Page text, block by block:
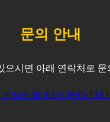
문의 안내
시면 아래 연락처로
문의전화: 010-3990-1181